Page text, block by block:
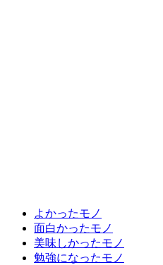
よかったモノ
面白かったモノ
美味しかったモノ
勉強になったモノ